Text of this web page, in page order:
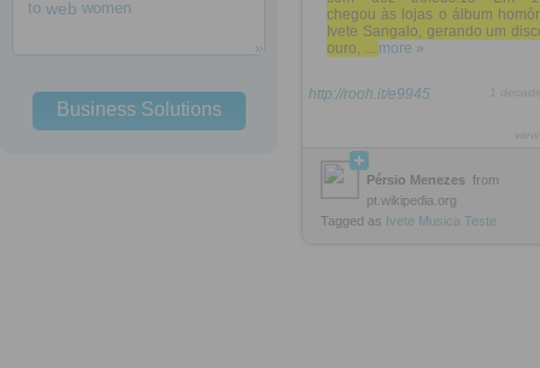
to web women
Business Solutions
chegou às lojas o álbum
Ivete Sangalo, gerando um
ouro, ... more »
http://rooh.it/e9945
Pérsio Menezes from
pt.wikipedia.org
Tagged as Ivete Musica Teste